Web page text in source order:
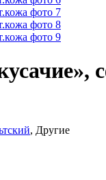
, Другие